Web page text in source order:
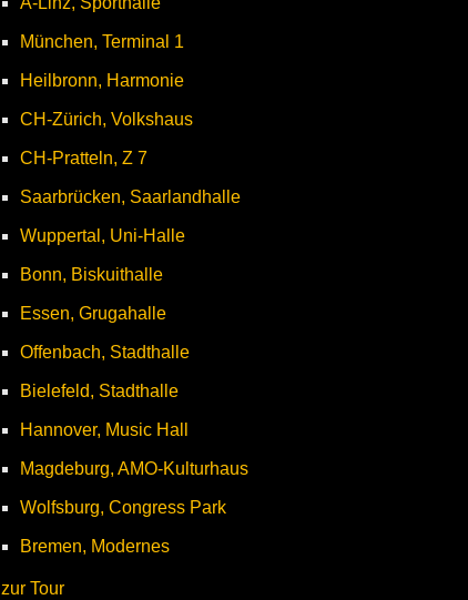
München, Terminal 1
Heilbronn, Harmonie
CH-Zürich, Volkshaus
CH-Pratteln, Z 7
Saarbrücken, Saarlandhalle
Wuppertal, Uni-Halle
Bonn, Biskuithalle
Essen, Grugahalle
Offenbach, Stadthalle
Bielefeld, Stadthalle
Hannover, Music Hall
Magdeburg, AMO-Kulturhaus
Wolfsburg, Congress Park
Bremen, Modernes
zur Tour